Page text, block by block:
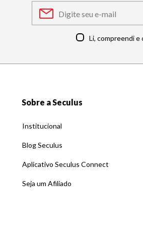
Li, compreendi e
Sobre a Seculus
Institucional
Blog Seculus
Aplicativo Seculus Connect
Seja um Afiliado